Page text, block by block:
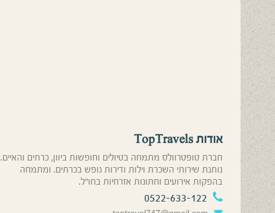
אודות TopTravels
חברת טופטרוולס מתמחה בטיולים וחופשות ביוון, כרתים והאיים.
נותנת שירותי השכרת וילות ודירות נופש בכרתים. ומתמחה
בהפקות אירועים וחתונות אזרחיות בחו”ל.
0522-633-122